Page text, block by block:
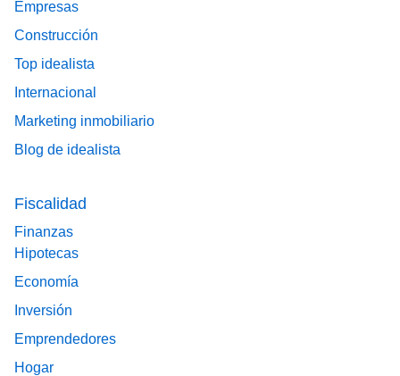
Empresas
Construcción
Top idealista
Internacional
Marketing inmobiliario
Blog de idealista
Fiscalidad
Finanzas
Hipotecas
Economía
Inversión
Emprendedores
Hogar